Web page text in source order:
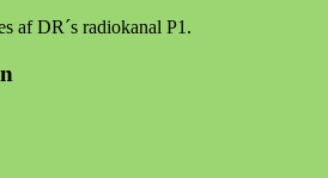
af DR´s radiokanal P1.